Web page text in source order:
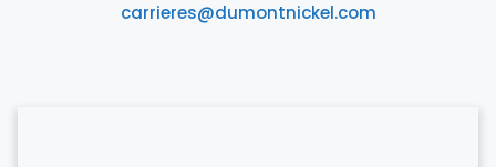
carrieres@dumontnickel.com